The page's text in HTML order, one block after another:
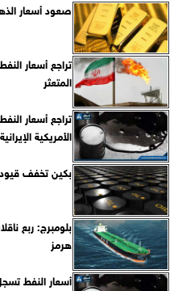
صعود أسعار
تراجع أسعار
المتعثر
تراجع أسعار
الأمريكية الإيرانية
بكين تخفف
بلومبرج: ربع
هرمز
أسعار النفط تسجل